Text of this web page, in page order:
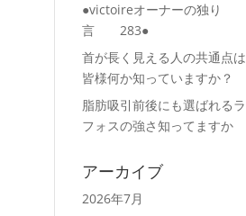
●victoireオーナーの独り
言 283●
首が長く見える人の共通点は
皆様何か知っていますか？
脂肪吸引前後にも選ばれるラ
フォスの強さ知ってますか
アーカイブ
2026年7月